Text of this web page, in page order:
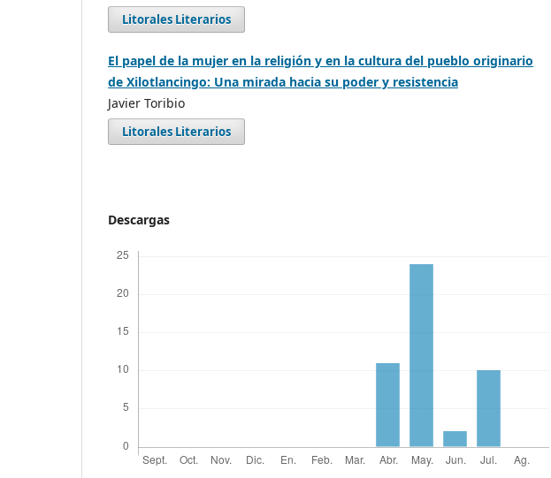
Litorales Literarios
El papel de la mujer en la religión y en la cultura del pueblo originario
de Xilotlancingo: Una mirada hacia su poder y resistencia
Javier Toribio
Litorales Literarios
Descargas